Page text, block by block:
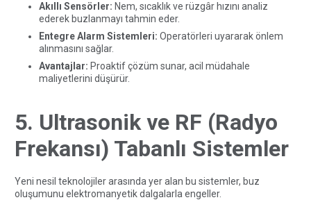
Akıllı Sensörler: Nem, sıcaklık ve rüzgâr hızını analiz
ederek buzlanmayı tahmin eder.
Entegre Alarm Sistemleri: Operatörleri uyararak önlem
alınmasını sağlar.
Avantajlar: Proaktif çözüm sunar, acil müdahale
maliyetlerini düşürür.
5. Ultrasonik ve RF (Radyo
Frekansı) Tabanlı Sistemler
Yeni nesil teknolojiler arasında yer alan bu sistemler, buz
oluşumunu elektromanyetik dalgalarla engeller.